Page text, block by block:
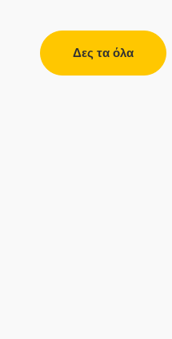
Δες τα όλα